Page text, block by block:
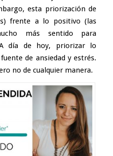
esta priorización de
frente a lo positivo (las
más sentido para
día de hoy, priorizar lo
de ansiedad y estrés.
no de cualquier manera.